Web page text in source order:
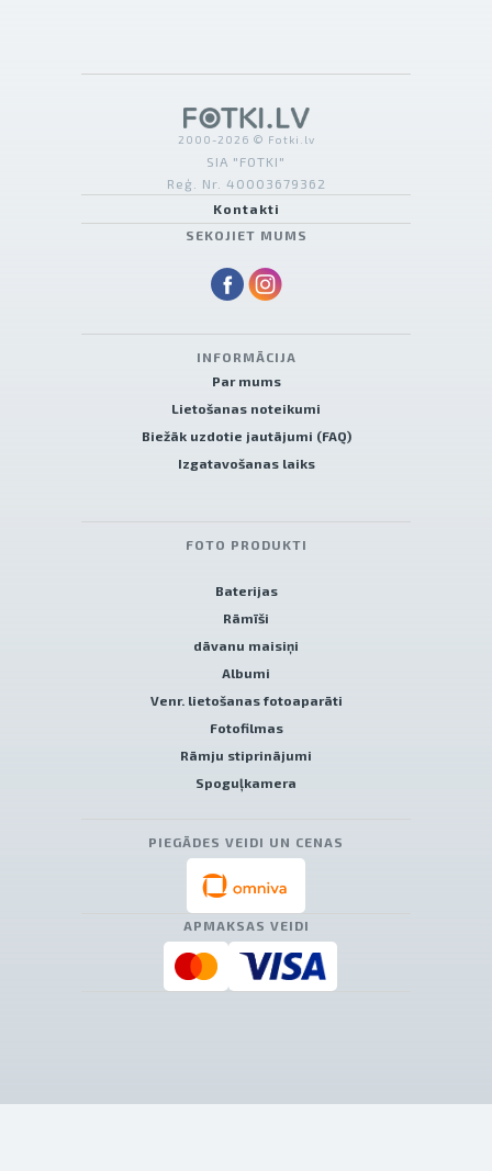
2000-2026 © Fotki.lv
SIA "FOTKI"
Reģ. Nr. 40003679362
Kontakti
SEKOJIET MUMS
INFORMĀCIJA
Par mums
Lietošanas noteikumi
Biežāk uzdotie jautājumi (FAQ)
Izgatavošanas laiks
FOTO PRODUKTI
Baterijas
Rāmīši
dāvanu maisiņi
Albumi
Venr. lietošanas fotoaparāti
Fotofilmas
Rāmju stiprinājumi
Spoguļkamera
PIEGĀDES VEIDI UN CENAS
APMAKSAS VEIDI